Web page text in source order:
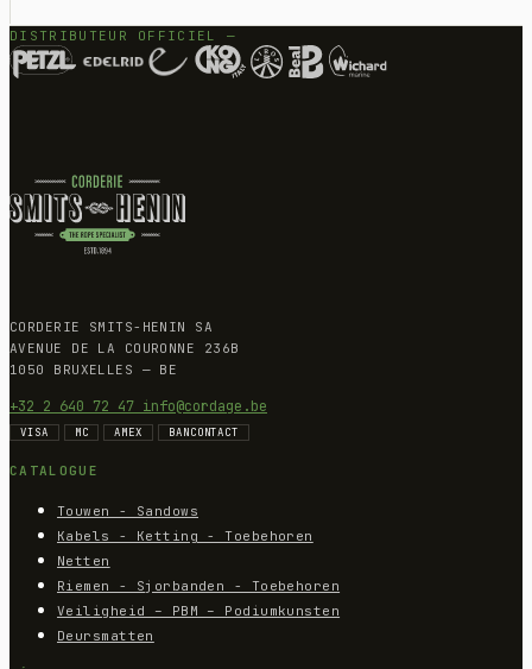
DISTRIBUTEUR OFFICIEL —
CORDERIE SMITS-HENIN SA
AVENUE DE LA COURONNE 236B
1050 BRUXELLES — BE
+32 2 640 72 47 info@cordage.be
VISA MC AMEX BANCONTACT
CATALOGUE
Touwen - Sandows
Kabels - Ketting - Toebehoren
Netten
Riemen - Sjorbanden - Toebehoren
Veiligheid – PBM – Podiumkunsten
Deursmatten